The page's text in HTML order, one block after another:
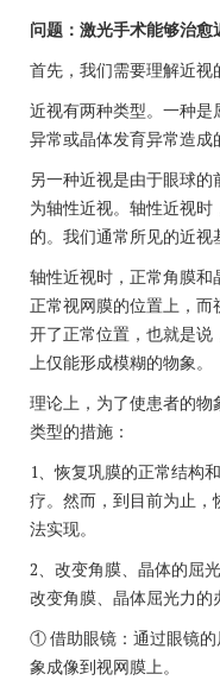
问题：激光手术能够治愈
首先，我们需要理解近视
近视有两种类型。一种
异常或晶体发育异常造成
另一种近视是由于眼球
为轴性近视。轴性近视
的。我们通常所见的近视
轴性近视时，正常角膜
正常视网膜的位置上，
开了正常位置，也就是
上仅能形成模糊的物象。
理论上，为了使患者的
类型的措施：
1、恢复巩膜的正常结构
疗。然而，到目前为止
法实现。
2、改变角膜、晶体的屈
改变角膜、晶体屈光力的
① 借助眼镜：通过眼镜的
象成像到视网膜上。